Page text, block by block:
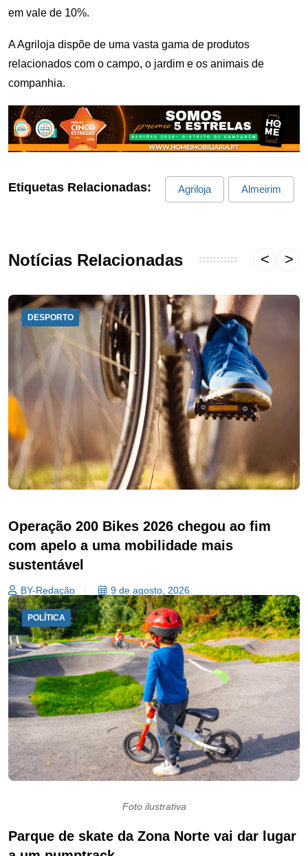
em vale de 10%.
A Agriloja dispõe de uma vasta gama de produtos
relacionados com o campo, o jardim e os animais de
companhia.
Etiquetas Relacionadas: Agriloja Almeirim
Notícias Relacionadas
DESPORTO
Operação 200 Bikes 2026 chegou ao fim
com apelo a uma mobilidade mais
sustentável
BY-Redação 9 de agosto, 2026
Foto ilustrativa
POLÍTICA
Parque de skate da Zona Norte vai dar lugar